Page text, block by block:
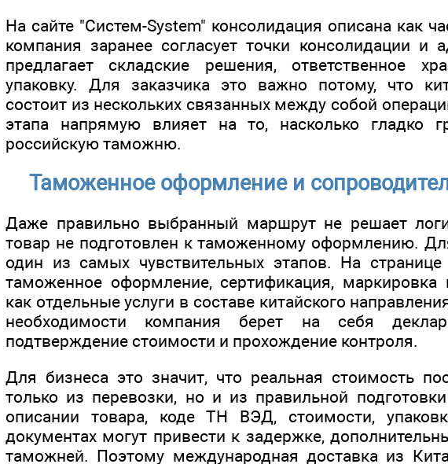
На сайте "Систем-System" консолидация описана как
компания заранее согласует точки консолидации и
предлагает складские решения, ответственное
упаковку. Для заказчика это важно потому, что
состоит из нескольких связанных между собой
этапа напрямую влияет на то, насколько гладко
российскую таможню.
Таможенное оформление и
Даже правильно выбранный маршрут не решает
товар не подготовлен к таможенному оформлению.
один из самых чувствительных этапов. На
таможенное оформление, сертификация,
как отдельные услуги в составе китайского
необходимости компания берет на себя
подтверждение стоимости и прохождение контроля.
Для бизнеса это значит, что реальная стоимость
только из перевозки, но и из правильной
описании товара, коде ТН ВЭД, стоимости,
документах могут привести к задержке,
таможней. Поэтому международная доставка из